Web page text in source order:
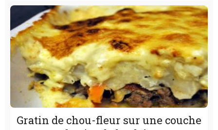
Gratin de chou-fleur sur une couche